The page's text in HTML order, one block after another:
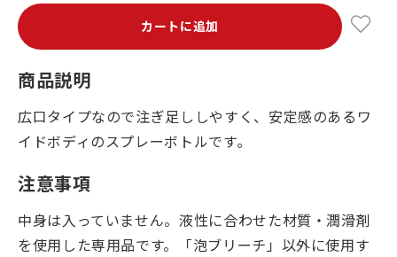
カートに追加
商品説明
広口タイプなので注ぎ足ししやすく、安定感のあるワ
イドボディのスプレーボトルです。
注意事項
中身は入っていません。液性に合わせた材質・潤滑剤
を使用した専用品です。「泡ブリーチ」以外に使用す